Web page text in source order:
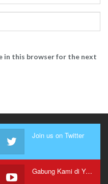
in this browser for the next
Join us on Twitter
Gabung Kami di Youtube